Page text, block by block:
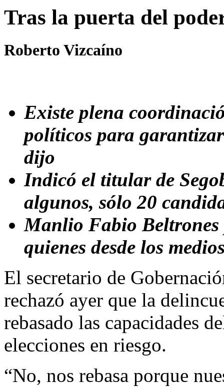
Tras la puerta del
Roberto Vizcaíno
Existe plena
políticos para
dijo
Indicó el titular de
algunos, sólo 20
Manlio Fabio Beltrones
quienes desde los
El secretario de
rechazó ayer que la
rebasado las capacidades
elecciones en riesgo.
“No, nos rebasa porque